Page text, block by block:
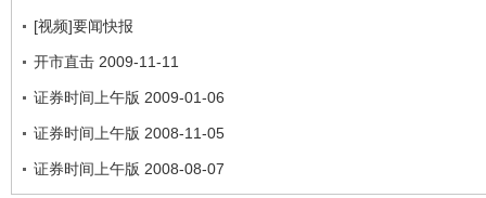
[视频]要闻快报
开市直击 2009-11-11
证券时间上午版 2009-01-06
证券时间上午版 2008-11-05
证券时间上午版 2008-08-07